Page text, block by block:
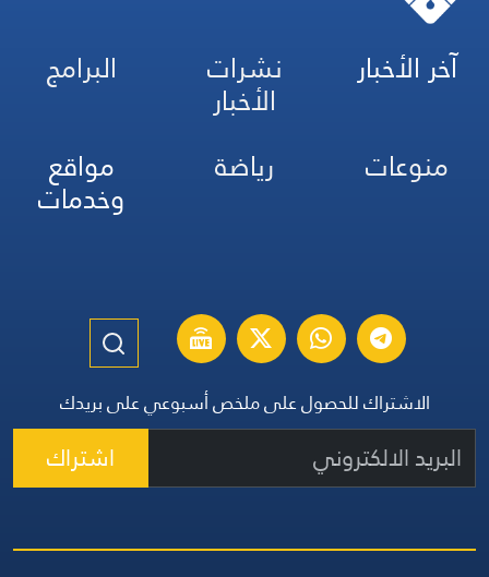
آخر الأخبار نشرات
الأخبار
البرامج
منوعات
رياضة مواقع
وخدمات
الاشتراك للحصول على ملخص أسبوعي على بريدك
اشتراك